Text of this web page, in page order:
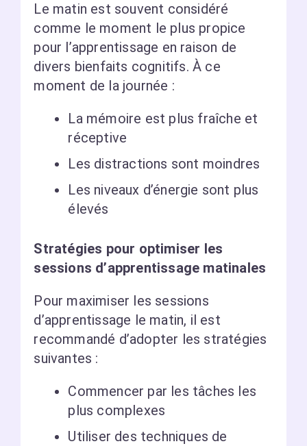
Le matin est souvent considéré
comme le moment le plus propice
pour l’apprentissage en raison de
divers bienfaits cognitifs. À ce
moment de la journée :
La mémoire est plus fraîche et
réceptive
Les distractions sont moindres
Les niveaux d’énergie sont plus
élevés
Stratégies pour optimiser les
sessions d’apprentissage matinales
Pour maximiser les sessions
d’apprentissage le matin, il est
recommandé d’adopter les stratégies
suivantes :
Commencer par les tâches les
plus complexes
Utiliser des techniques de